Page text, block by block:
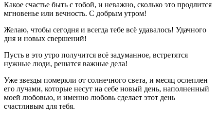
Какое счастье быть с тобой, и неважно, сколько это продлится
мгновенье или вечность. С добрым утром!
Желаю, чтобы сегодня и всегда тебе всё удавалось! Удачного
дня и новых свершений!
Пусть в это утро получится всё задуманное, встретятся
нужные люди, решатся важные дела!
Уже звезды померкли от солнечного света, и месяц ослеплен
его лучами, которые несут на себе новый день, наполненный
моей любовью, и именно любовь сделает этот день
счастливым для тебя.